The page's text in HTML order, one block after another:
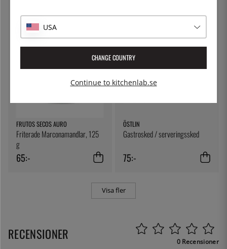
FRUTOS SECOS AURO
Friterade Marconamandlar, 125
g
65:-
ÖSTLIN
Gastrosked / serveringssked
75:-
Visa fler
RECENSIONER 0 Recensioner
USA
CHANGE COUNTRY
Continue to kitchenlab.se